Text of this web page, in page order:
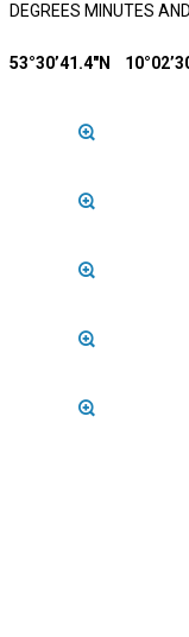
DEGREES MINUTES
53°30’41.4″N